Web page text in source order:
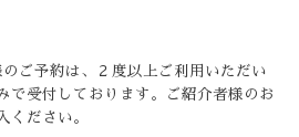
ご予約は、２度以上ご利用いただい
で受付しております。ご紹介者様のお
ください。